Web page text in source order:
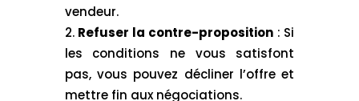
vendeur.
Refuser la contre-proposition: Si
les conditions ne vous satisfont
pas, vous pouvez décliner l’offre et
mettre fin aux négociations.